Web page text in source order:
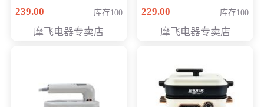
元
239.00 库存100
摩飞电器专卖店
168元
229.00 库存100
摩飞电器专卖店